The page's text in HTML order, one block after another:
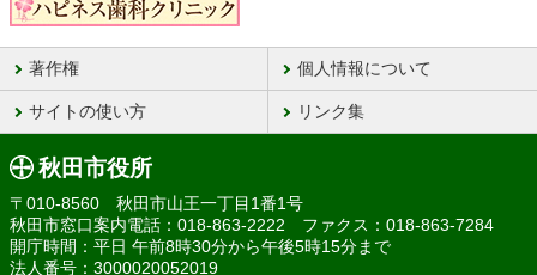
著作権 個人情報について
サイトの使い方 リンク集
秋田市役所
〒010-8560 秋田市山王一丁目1番1号
秋田市窓口案内電話：018-863-2222 ファクス：018-863-7284
開庁時間：平日 午前8時30分から午後5時15分まで
法人番号：3000020052019